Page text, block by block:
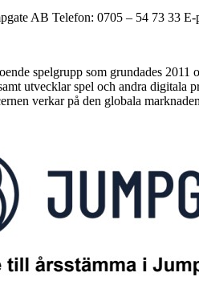
AB Telefon: 0705 – 54 73 33 E-
spelgrupp som grundades
utvecklar spel och andra digitala
verkar på den globala